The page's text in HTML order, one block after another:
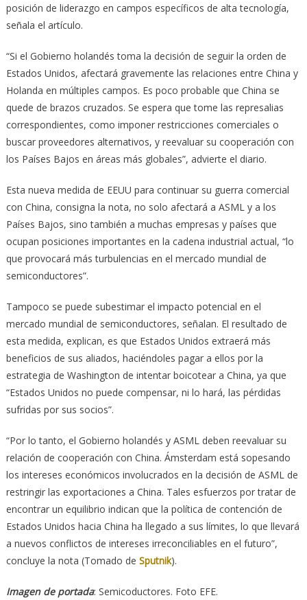
posición de liderazgo en campos específicos de alta tecnología,
señala el artículo.
“Si el Gobierno holandés toma la decisión de seguir la orden de
Estados Unidos, afectará gravemente las relaciones entre China y
Holanda en múltiples campos. Es poco probable que China se
quede de brazos cruzados. Se espera que tome las represalias
correspondientes, como imponer restricciones comerciales o
buscar proveedores alternativos, y reevaluar su cooperación con
los Países Bajos en áreas más globales”, advierte el diario.
Esta nueva medida de EEUU para continuar su guerra comercial
con China, consigna la nota, no solo afectará a ASML y a los
Países Bajos, sino también a muchas empresas y países que
ocupan posiciones importantes en la cadena industrial actual, “lo
que provocará más turbulencias en el mercado mundial de
semiconductores”.
Tampoco se puede subestimar el impacto potencial en el
mercado mundial de semiconductores, señalan. El resultado de
esta medida, explican, es que Estados Unidos extraerá más
beneficios de sus aliados, haciéndoles pagar a ellos por la
estrategia de Washington de intentar boicotear a China, ya que
“Estados Unidos no puede compensar, ni lo hará, las pérdidas
sufridas por sus socios”.
“Por lo tanto, el Gobierno holandés y ASML deben reevaluar su
relación de cooperación con China. Ámsterdam está sopesando
los intereses económicos involucrados en la decisión de ASML de
restringir las exportaciones a China. Tales esfuerzos por tratar de
encontrar un equilibrio indican que la política de contención de
Estados Unidos hacia China ha llegado a sus límites, lo que llevará
a nuevos conflictos de intereses irreconciliables en el futuro”,
concluye la nota (Tomado de Sputnik).
Imagen de portada: Semicoductores. Foto EFE.